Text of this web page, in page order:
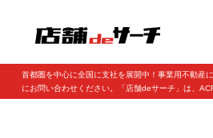
首都圏を中心に全国に支社を展開中！事業用不動産
にお問い合わせください。「店舗deサーチ」は、